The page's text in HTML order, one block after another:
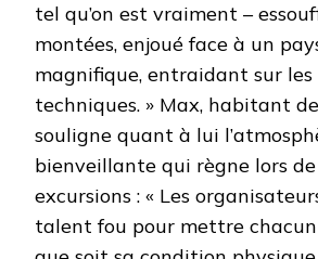
tel qu’on est vraiment –
montées, enjoué face à un
magnifique, entraidant sur les
techniques. » Max, habitant
souligne quant à lui
bienveillante qui règne lors de
excursions : « Les
talent fou pour mettre chacun